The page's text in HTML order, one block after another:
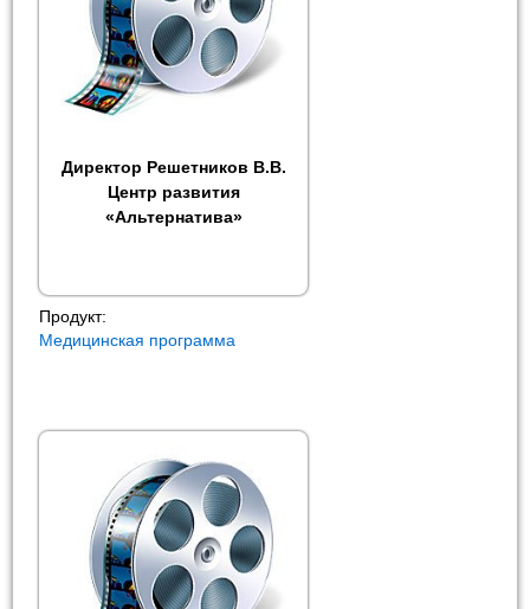
Директор Решетников В.В.
Центр развития
«Альтернатива»
Продукт:
Медицинская программа